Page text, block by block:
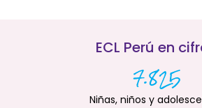
ECL Perú en
7.825
Niñas, niños y